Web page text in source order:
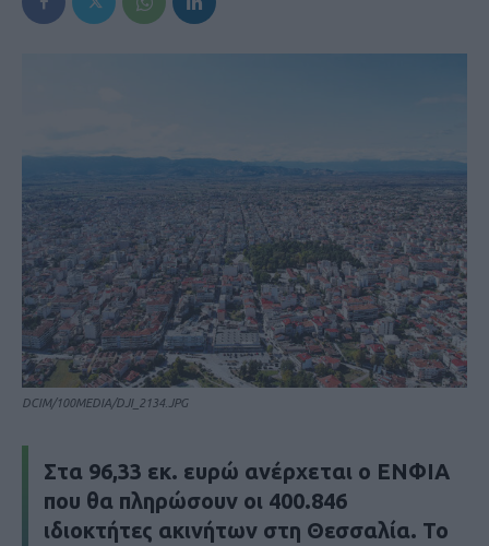
DCIM/100MEDIA/DJI_2134.JPG
Στα 96,33 εκ. ευρώ ανέρχεται ο ΕΝΦΙΑ
που θα πληρώσουν οι 400.846
ιδιοκτήτες ακινήτων στη Θεσσαλία. Το